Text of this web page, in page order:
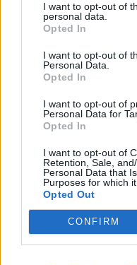
I want to opt-out of
personal data.
Opted In
I want to opt-out of
Personal Data.
Opted In
I want to opt-out of
Personal Data for
Opted In
I want to opt-out of
Retention, Sale,
Personal Data that
Purposes for which
Opted Out
CONFIRM
Ειδήσεις σήμερα
Θυμάστε τον
«Ευτυχισμένοι
Βάτραχό σου»;
ελληνικές